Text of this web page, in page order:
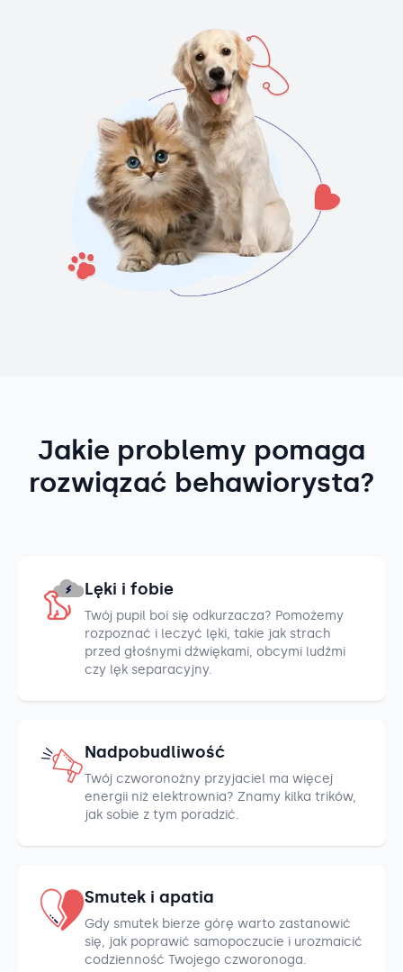
Jakie problemy pomaga
rozwiązać behawiorysta?
Lęki i fobie
Twój pupil boi się odkurzacza? Pomożemy
rozpoznać i leczyć lęki, takie jak strach
przed głośnymi dźwiękami, obcymi ludźmi
czy lęk separacyjny.
Nadpobudliwość
Twój czworonożny przyjaciel ma więcej
energii niż elektrownia? Znamy kilka trików,
jak sobie z tym poradzić.
Smutek i apatia
Gdy smutek bierze górę warto zastanowić
się, jak poprawić samopoczucie i urozmaicić
codzienność Twojego czworonoga.